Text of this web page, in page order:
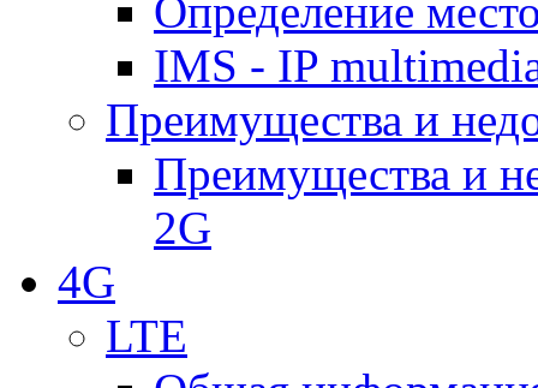
Определение
IMS - IP
Преимущества и
Преимущества и
2G
4G
LTE